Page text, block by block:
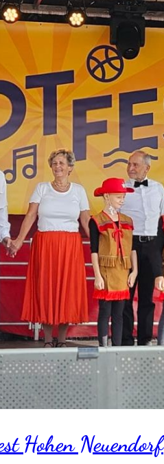
Hohen Neuendorf